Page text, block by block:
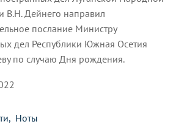
В.Н. Дейнего направил
послание Министру
дел Республики Южная Осетия
по случаю Дня рождения.
Ноты